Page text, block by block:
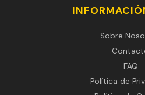
Sobre
FAQ
Política de